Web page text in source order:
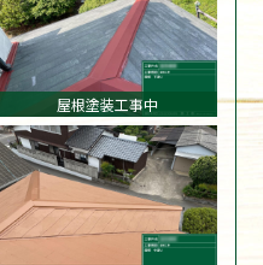
屋根塗装工事中